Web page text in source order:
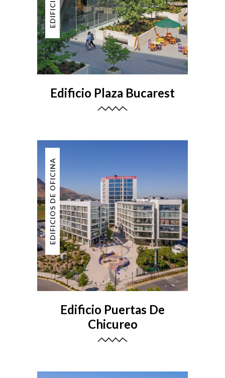
Edificio Plaza Bucarest
EDIFICIOS DE OFICINA
Edificio Puertas De
Chicureo